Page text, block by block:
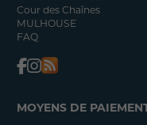
Cour des Chaînes
MULHOUSE
FAQ
MOYENS DE